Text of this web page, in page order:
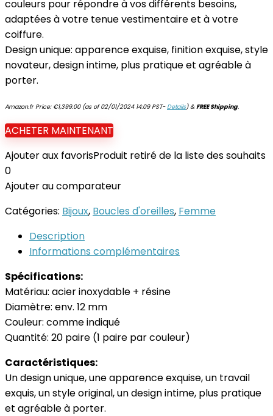
couleurs pour répondre à vos différents besoins,
adaptées à votre tenue vestimentaire et à votre
coiffure.
Design unique: apparence exquise, finition exquise, style
novateur, design intime, plus pratique et agréable à
porter.
Amazon.fr Price: €1,399.00(as of 02/01/2024 14:09 PST-Details)&FREE Shipping.
ACHETER MAINTENANT
Ajouter aux favorisProduit retiré de la liste des souhaits
0
Ajouter au comparateur
Catégories: Bijoux, Boucles d'oreilles, Femme
Description
Informations complémentaires
Spécifications:
Matériau: acier inoxydable + résine
Diamètre: env. 12 mm
Couleur: comme indiqué
Quantité: 20 paire (1 paire par couleur)
Caractéristiques:
Un design unique, une apparence exquise, un travail
exquis, un style original, un design intime, plus pratique
et agréable à porter.